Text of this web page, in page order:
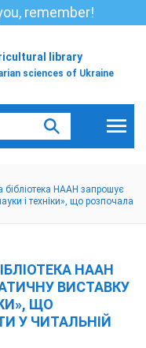
remember!
library
sciences of Ukraine
бібліотека НААН запрошує
і техніки», що розпочала
НААН
ВИСТАВКУ
ЩО
У ЧИТАЛЬНІЙ